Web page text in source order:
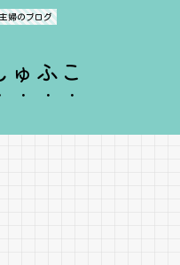
婦のブログ
ゅふこ